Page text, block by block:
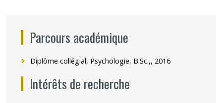
Parcours académique
Diplôme collégial, Psychologie, B.Sc.,, 2016
Intérêts de recherche